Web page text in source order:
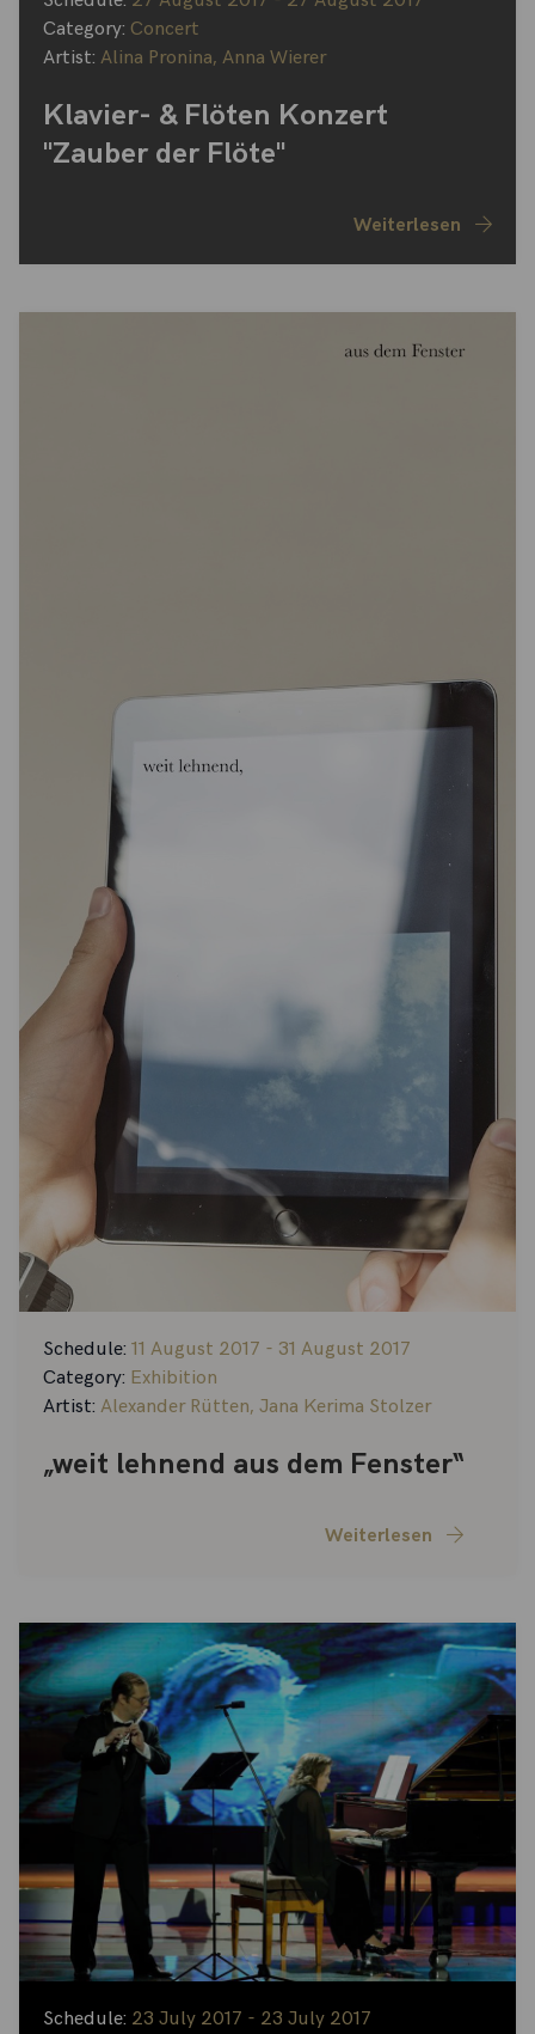
Category: Concert
Artist: Alina Pronina, Anna Wierer
Klavier- & Flöten Konzert
"Zauber der Flöte"
Weiterlesen
Schedule: 11 August 2017 - 31 August 2017
Category: Exhibition
Artist: Alexander Rütten, Jana Kerima Stolzer
„weit lehnend aus dem Fenster“
Weiterlesen
Schedule: 23 July 2017 - 23 July 2017